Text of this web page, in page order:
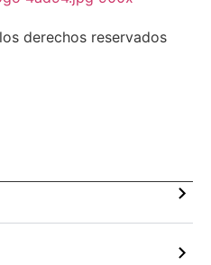
derechos reservados